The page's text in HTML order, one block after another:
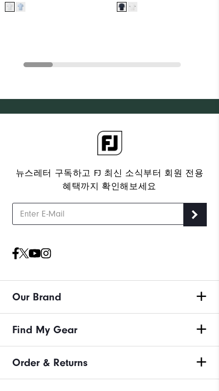
뉴스레터 구독하고 FJ 최신 소식부터 회원 전용
혜택까지 확인해보세요
Our Brand
Find My Gear
Order & Returns